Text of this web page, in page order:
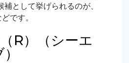
として挙げられるのが、
です。
R）（シーエ